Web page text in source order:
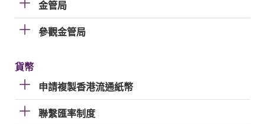
金管局
參觀金管局
貨幣
申請複製香港流通紙幣
聯繫匯率制度